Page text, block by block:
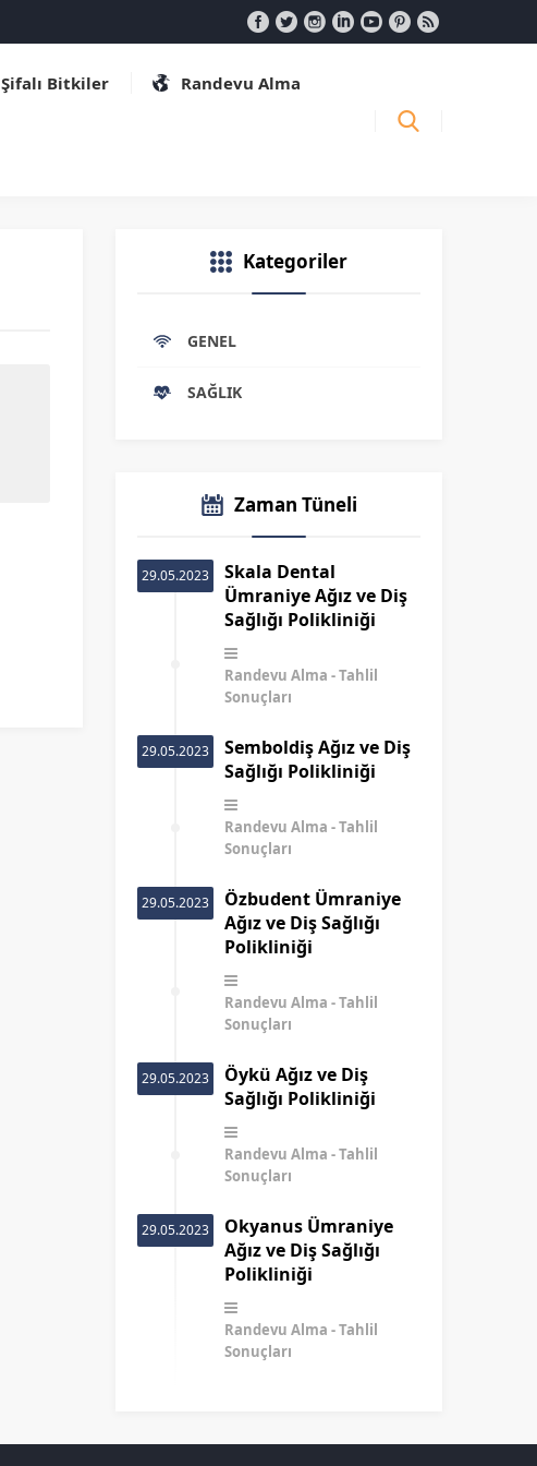
Şifalı Bitkiler Randevu Alma
Kategoriler
GENEL
SAĞLIK
Zaman Tüneli
29.05.2023
Skala Dental
Ümraniye Ağız ve Diş
Sağlığı Polikliniği
Randevu Alma
Tahlil
Sonuçları
29.05.2023
Semboldiş Ağız ve Diş
Sağlığı Polikliniği
Randevu Alma
Tahlil
Sonuçları
29.05.2023
Özbudent Ümraniye
Ağız ve Diş Sağlığı
Polikliniği
Randevu Alma
Tahlil
Sonuçları
29.05.2023
Öykü Ağız ve Diş
Sağlığı Polikliniği
Randevu Alma
Tahlil
Sonuçları
29.05.2023
Okyanus Ümraniye
Ağız ve Diş Sağlığı
Polikliniği
Randevu Alma
Tahlil
Sonuçları